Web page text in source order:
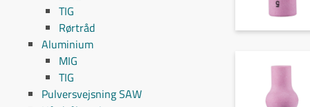
TIG
Rørtråd
Aluminium
MIG
TIG
Pulversvejsning SAW